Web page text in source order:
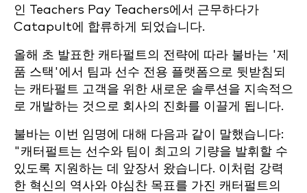
인 Teachers Pay Teachers에서 근무하다가
Catapult에 합류하게 되었습니다.
올해 초 발표한 캐타펄트의 전략에 따라 불바는 '제
품 스택'에서 팀과 선수 전용 플랫폼으로 뒷받침되
는 캐타펄트 고객을 위한 새로운 솔루션을 지속적으
로 개발하는 것으로 회사의 진화를 이끌게 됩니다.
불바는 이번 임명에 대해 다음과 같이 말했습니다:
"캐터펄트는 선수와 팀이 최고의 기량을 발휘할 수
있도록 지원하는 데 앞장서 왔습니다. 이처럼 강력
한 혁신의 역사와 야심찬 목표를 가진 캐터펄트의